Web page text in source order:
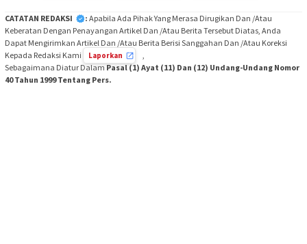
CATATAN REDAKSI : Apabila Ada Pihak Yang Merasa Dirugikan Dan /Atau
Keberatan Dengan Penayangan Artikel Dan /Atau Berita Tersebut Diatas, Anda
Dapat Mengirimkan Artikel Dan /Atau Berita Berisi Sanggahan Dan /Atau Koreksi
Kepada Redaksi Kami
Laporkan
,
Sebagaimana Diatur DalamPasal (1) Ayat (11) Dan (12) Undang-Undang Nomor
40 Tahun 1999 Tentang Pers.